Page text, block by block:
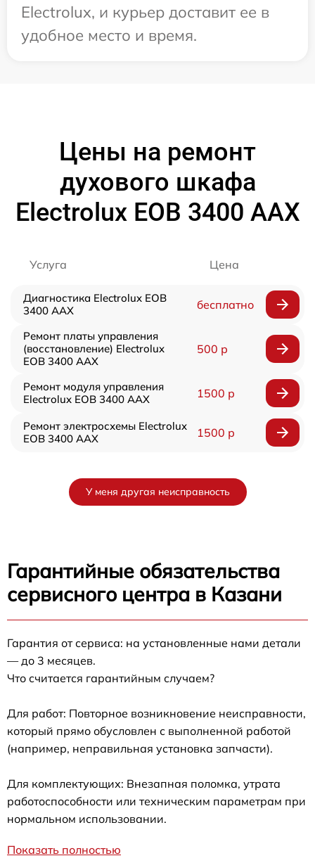
Electrolux, и курьер доставит ее в
удобное место и время.
Цены на ремонт
духового шкафа
Electrolux EOB 3400 AAX
Услуга Цена
Диагностика Electrolux EOB
3400 AAX
бесплатно
Ремонт платы управления
(восстановление) Electrolux
EOB 3400 AAX
500 р
Ремонт модуля управления
Electrolux EOB 3400 AAX
1500 р
Ремонт электросхемы Electrolux
EOB 3400 AAX
1500 р
У меня другая неисправность
Гарантийные обязательства
сервисного центра в Казани
Гарантия от сервиса: на установленные нами детали
— до 3 месяцев.
Что считается гарантийным случаем?
Для работ: Повторное возникновение неисправности,
который прямо обусловлен с выполненной работой
(например, неправильная установка запчасти).
Для комплектующих: Внезапная поломка, утрата
работоспособности или техническим параметрам при
нормальном использовании.
Показать полностью